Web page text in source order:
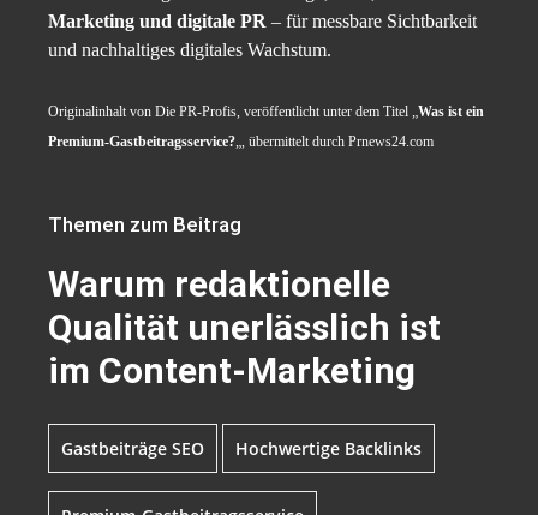
Marketing und digitale PR – für messbare Sichtbarkeit
und nachhaltiges digitales Wachstum.
Originalinhalt von Die PR-Profis, veröffentlicht unter dem Titel „Was ist ein
Premium-Gastbeitragsservice?„, übermittelt durch Prnews24.com
Themen zum Beitrag
Warum redaktionelle
Qualität unerlässlich ist
im Content-Marketing
Gastbeiträge SEO Hochwertige Backlinks